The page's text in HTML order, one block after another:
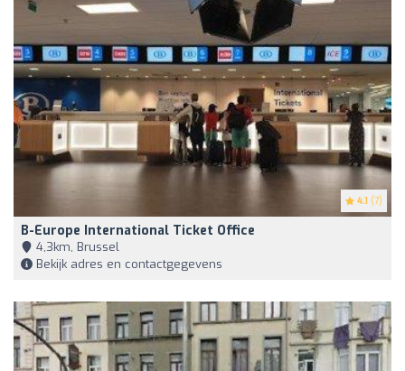
4.1 (7)
B-Europe International Ticket Office
4,3km, Brussel
Bekijk adres en contactgegevens